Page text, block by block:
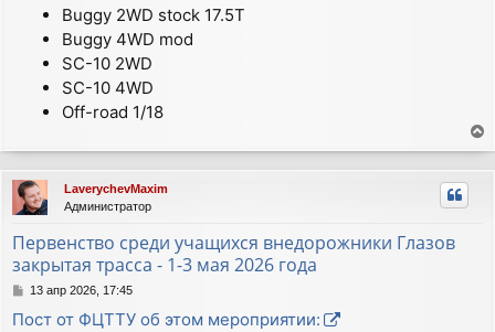
Buggy 2WD stock 17.5T
Buggy 4WD mod
SC-10 2WD
SC-10 4WD
Off-road 1/18
е
р
LaverychevMaxim
Администратор
Первенство среди учащихся внедорожники Глазов
закрытая трасса - 1-3 мая 2026 года
С
о
13 апр 2026, 17:45
Пост от ФЦТТУ об этом мероприятии: